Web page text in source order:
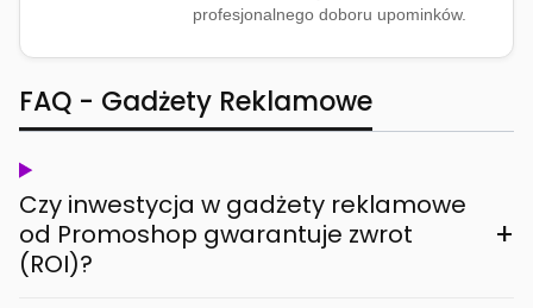
profesjonalnego doboru upominków.
FAQ - Gadżety Reklamowe
Czy inwestycja w gadżety reklamowe
od Promoshop gwarantuje zwrot
(ROI)?
+